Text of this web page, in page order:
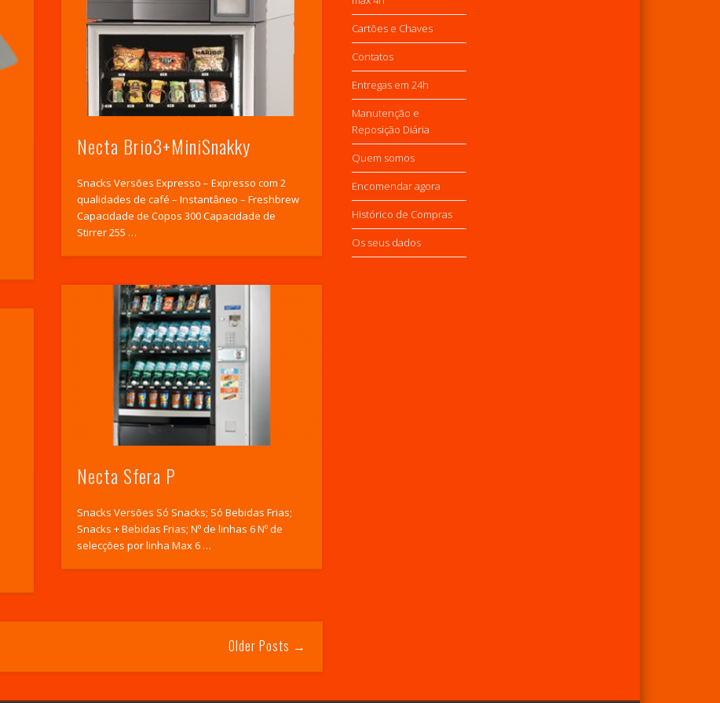
Necta Brio3+MiniSnakky
Snacks Versões Expresso – Expresso com 2
qualidades de café – Instantâneo – Freshbrew
Capacidade de Copos 300 Capacidade de
Stirrer 255 …
Necta Sfera P
Snacks Versões Só Snacks; Só Bebidas Frias;
Snacks + Bebidas Frias; Nº de linhas 6 Nº de
selecções por linha Max 6 …
Older Posts →
Cartões e Chaves
Contatos
Entregas em 24h
Manutenção e
Reposição Diária
Quem somos
Encomendar agora
Histórico de Compras
Os seus dados